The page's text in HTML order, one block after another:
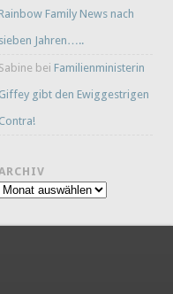
Rainbow Family News nach
sieben Jahren…..
Sabine bei Familienministerin
Giffey gibt den Ewiggestrigen
Contra!
Archiv